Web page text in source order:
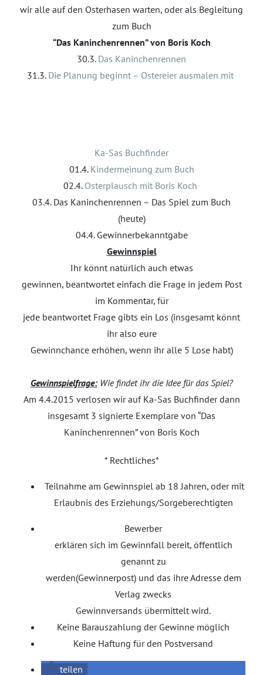
wir alle auf den Osterhasen warten, oder als Begleitung
zum Buch
“Das Kaninchenrennen” von Boris Koch
30.3. Das Kaninchenrennen
31.3. Die Planung beginnt – Ostereier ausmalen mit
Ka-Sas Buchfinder
01.4. Kindermeinung zum Buch
02.4. Osterplausch mit Boris Koch
03.4. Das Kaninchenrennen – Das Spiel zum Buch
(heute)
04.4. Gewinnerbekanntgabe
Gewinnspiel
Ihr könnt natürlich auch etwas
gewinnen, beantwortet einfach die Frage in jedem Post
im Kommentar, für
jede beantwortet Frage gibts ein Los (insgesamt könnt
ihr also eure
Gewinnchance erhöhen, wenn ihr alle 5 Lose habt)
Gewinnspielfrage:Wie findet ihr die Idee für das Spiel?
Am 4.4.2015 verlosen wir auf Ka-Sas Buchfinder dann
insgesamt 3 signierte Exemplare von “Das
Kaninchenrennen” von Boris Koch
* Rechtliches*
Teilnahme am Gewinnspiel ab 18 Jahren, oder mit
Erlaubnis des Erziehungs/Sorgeberechtigten
Bewerber
erklären sich im Gewinnfall bereit, öffentlich
genannt zu
werden(Gewinnerpost) und das ihre Adresse dem
Verlag zwecks
Gewinnversands übermittelt wird.
Keine Barauszahlung der Gewinne möglich
Keine Haftung für den Postversand
teilen